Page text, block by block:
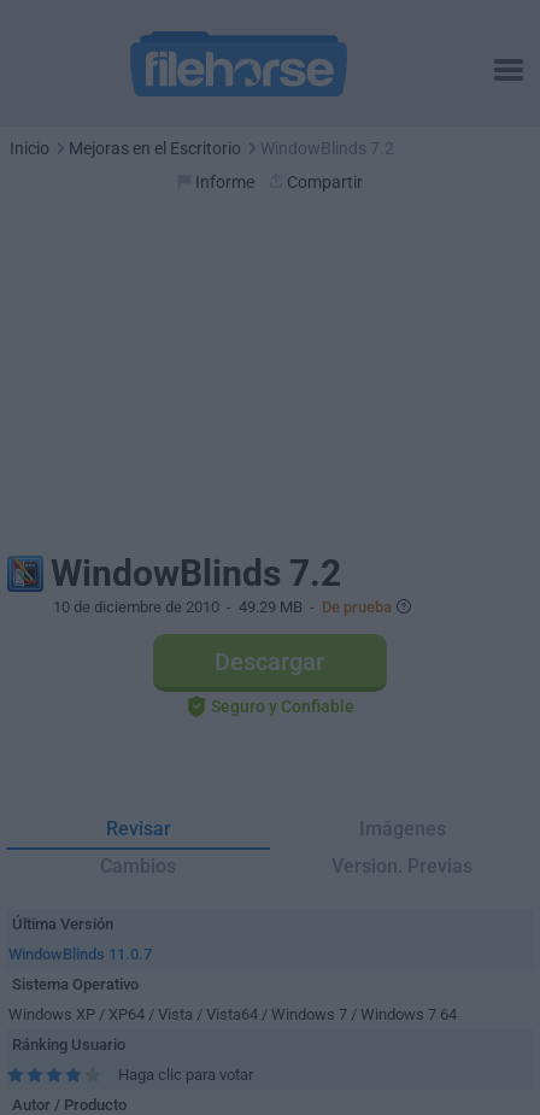
Inicio Mejoras en el Escritorio
WindowBlinds 7.2
Informe
Compartir
WindowBlinds 7.2
10 de diciembre de 2010 - 49.29 MB - De prueba
Descargar
Seguro y Confiable
Revisar
Imágenes
Cambios
Version. Previas
Última Versión
WindowBlinds 11.0.7
Sistema Operativo
Windows XP / XP64 / Vista / Vista64 / Windows 7 / Windows 7 64
Ránking Usuario
Haga clic para votar
Autor / Producto